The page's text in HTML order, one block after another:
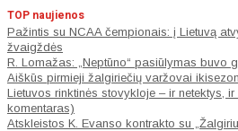
TOP naujienos
Pažintis su NCAA čempionais: į Lietuvą
žvaigždės
R. Lomažas: „Neptūno“ pasiūlymas buvo
Aiškūs pirmieji žalgiriečių varžovai
Lietuvos rinktinės stovykloje – ir netektys,
komentaras)
Atskleistos K. Evanso kontrakto su